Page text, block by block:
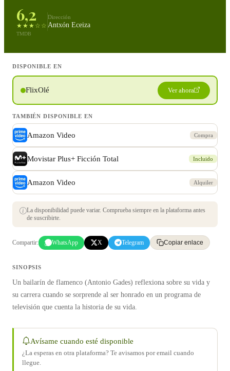
6,2
★★★☆☆
TMDB
Dirección
Antxón Eceiza
DISPONIBLE EN
FlixOlé Ver ahora
TAMBIÉN DISPONIBLE EN
Amazon Video Compra
Movistar Plus+ Ficción Total Incluido
Amazon Video Alquiler
La disponibilidad puede variar. Comprueba siempre en la plataforma antes
de suscribirte.
Compartir: WhatsApp X Telegram Copiar enlace
SINOPSIS
Un bailarín de flamenco (Antonio Gades) reflexiona sobre su vida y
su carrera cuando se sorprende al ser honrado en un programa de
televisión que cuenta la historia de su vida.
Avísame cuando esté disponible
¿La esperas en otra plataforma? Te avisamos por email cuando
llegue.